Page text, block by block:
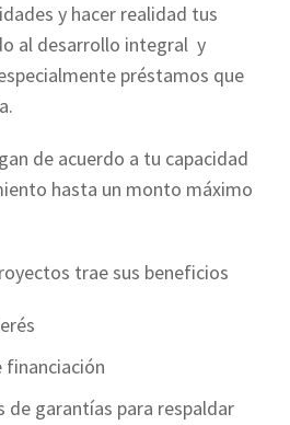
y hacer realidad tus
al desarrollo integral y
préstamos que
de acuerdo a tu capacidad
hasta un monto máximo
trae sus beneficios
financiación
de garantías para respaldar